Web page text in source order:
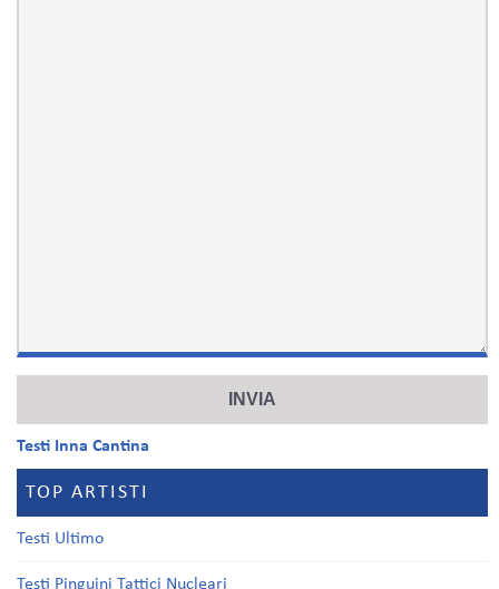
Testi Inna Cantina
TOP ARTISTI
Testi Ultimo
Testi Pinguini Tattici Nucleari